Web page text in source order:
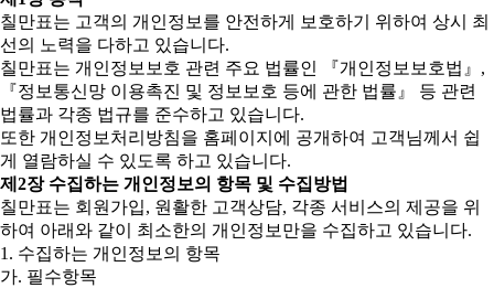
칠만표는 고객의 개인정보를 안전하게 보호하기 위하여 상시 최
선의 노력을 다하고 있습니다.
칠만표는 개인정보보호 관련 주요 법률인 『개인정보보호법』,
『정보통신망 이용촉진 및 정보보호 등에 관한 법률』 등 관련
법률과 각종 법규를 준수하고 있습니다.
또한 개인정보처리방침을 홈페이지에 공개하여 고객님께서 쉽
게 열람하실 수 있도록 하고 있습니다.
제2장 수집하는 개인정보의 항목 및 수집방법
칠만표는 회원가입, 원활한 고객상담, 각종 서비스의 제공을 위
하여 아래와 같이 최소한의 개인정보만을 수집하고 있습니다.
1. 수집하는 개인정보의 항목
가. 필수항목